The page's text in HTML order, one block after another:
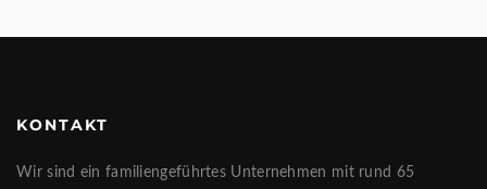
KONTAKT
Wir sind ein familiengeführtes Unternehmen mit rund 65